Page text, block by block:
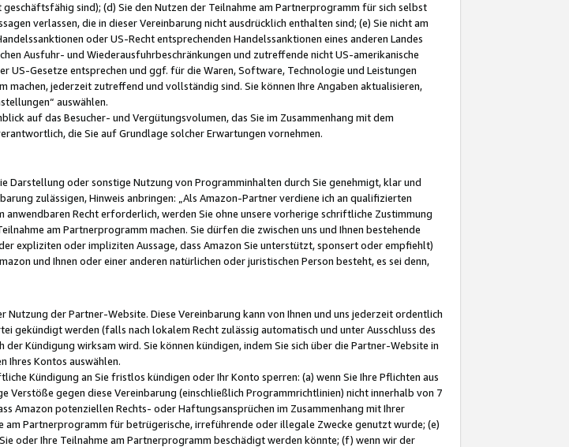
sind); (d) Sie den Nutzen der Teilnahme am Partnerprogramm für sich selbst
verlassen, die in dieser Vereinbarung nicht ausdrücklich enthalten sind; (e) Sie nicht am
oder US-Recht entsprechenden Handelssanktionen eines anderen Landes
Ausfuhr- und Wiederausfuhrbeschränkungen und zutreffende nicht US-amerikanische
US-Gesetze entsprechen und ggf. für die Waren, Software, Technologie und Leistungen
machen, jederzeit zutreffend und vollständig sind. Sie können Ihre Angaben aktualisieren,
auswählen.
auf das Besucher- und Vergütungsvolumen, das Sie im Zusammenhang mit dem
die Sie auf Grundlage solcher Erwartungen vornehmen.
Darstellung oder sonstige Nutzung von Programminhalten durch Sie genehmigt, klar und
zulässigen, Hinweis anbringen: „Als Amazon-Partner verdiene ich an qualifizierten
anwendbaren Recht erforderlich, werden Sie ohne unsere vorherige schriftliche Zustimmung
am Partnerprogramm machen. Sie dürfen die zwischen uns und Ihnen bestehende
expliziten oder impliziten Aussage, dass Amazon Sie unterstützt, sponsert oder empfiehlt)
und Ihnen oder einer anderen natürlichen oder juristischen Person besteht, es sei denn,
der Partner-Website. Diese Vereinbarung kann von Ihnen und uns jederzeit ordentlich
gekündigt werden (falls nach lokalem Recht zulässig automatisch und unter Ausschluss des
Kündigung wirksam wird. Sie können kündigen, indem Sie sich über die Partner-Website in
Ihres Kontos auswählen.
Kündigung an Sie fristlos kündigen oder Ihr Konto sperren: (a) wenn Sie Ihre Pflichten aus
Verstöße gegen diese Vereinbarung (einschließlich Programmrichtlinien) nicht innerhalb von 7
Amazon potenziellen Rechts- oder Haftungsansprüchen im Zusammenhang mit Ihrer
am Partnerprogramm für betrügerische, irreführende oder illegale Zwecke genutzt wurde; (e)
oder Ihre Teilnahme am Partnerprogramm beschädigt werden könnte; (f) wenn wir der